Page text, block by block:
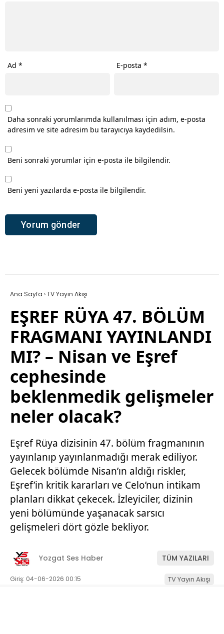
Ad * E-posta*
Daha sonraki yorumlarımda kullanılması için adım, e-posta
adresim ve site adresim bu tarayıcıya kaydedilsin.
Beni sonraki yorumlar için e-posta ile bilgilendir.
Beni yeni yazılarda e-posta ile bilgilendir.
Ana Sayfa ›TV Yayın Akışı
EŞREF RÜYA 47. BÖLÜM
FRAGMANI YAYINLANDI
MI? – Nisan ve Eşref
cephesinde
beklenmedik gelişmeler
neler olacak?
Eşref Rüya dizisinin 47. bölüm fragmanının
yayınlanıp yayınlanmadığı merak ediliyor.
Gelecek bölümde Nisan’ın aldığı riskler,
Eşref’in kritik kararları ve Celo’nun intikam
planları dikkat çekecek. İzleyiciler, dizinin
yeni bölümünde yaşanacak sarsıcı
gelişmeleri dört gözle bekliyor.
Yozgat Ses Haber TÜM YAZILARI
Giriş: 04-06-2026 00:15 TV Yayın Akışı